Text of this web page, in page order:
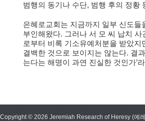
범행의 동기나 수단, 범행 후의 정
은혜로교회는 지금까지 일부 신도들
부인해왔다. 그러나 서 모 씨 납치
로부터 비록 기소유예처분을 받았지
결백한 것으로 보이지는 않는다. 결
는다는 해명이 과연 진실한 것인가’
Copyright © 2026 Jeremiah Research of Heresy (예